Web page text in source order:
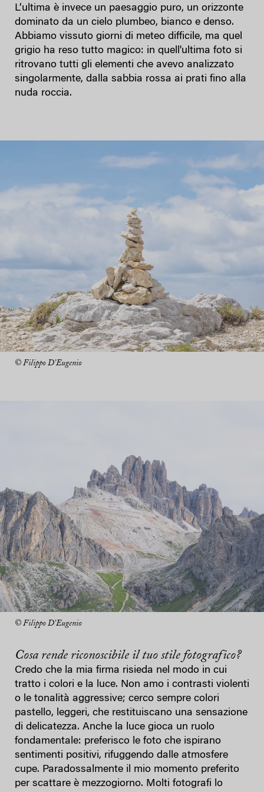
L’ultima è invece un paesaggio puro, un orizzonte
dominato da un cielo plumbeo, bianco e denso.
Abbiamo vissuto giorni di meteo difficile, ma quel
grigio ha reso tutto magico: in quell'ultima foto si
ritrovano tutti gli elementi che avevo analizzato
singolarmente, dalla sabbia rossa ai prati fino alla
nuda roccia.
© Filippo D’Eugenio
© Filippo D’Eugenio
Cosa rende riconoscibile il tuo stile fotografico?
Credo che la mia firma risieda nel modo in cui
tratto i colori e la luce. Non amo i contrasti violenti
o le tonalità aggressive; cerco sempre colori
pastello, leggeri, che restituiscano una sensazione
di delicatezza. Anche la luce gioca un ruolo
fondamentale: preferisco le foto che ispirano
sentimenti positivi, rifuggendo dalle atmosfere
cupe. Paradossalmente il mio momento preferito
per scattare è mezzogiorno. Molti fotografi lo